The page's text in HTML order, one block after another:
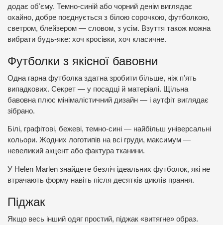
додає обʼєму. Темно-синій або чорний денім виглядає
охайно, добре поєднується з білою сорочкою, футболкою,
светром, блейзером — словом, з усім. Взуття також можна
вибрати будь-яке: хоч кросівки, хоч класичне.
Футболки з якісної бавовни
Одна гарна футболка здатна зробити більше, ніж пʼять
випадкових. Секрет — у посадці й матеріалі. Щільна
бавовна плюс мінімалістичний дизайн — і аутфіт виглядає
зібрано.
Білі, графітові, бежеві, темно-сині — найбільш універсальні
кольори. Жодних логотипів на всі груди, максимум —
невеликий акцент або фактура тканини.
У Helen Marlen знайдете безліч ідеальних футболок, які не
втрачають форму навіть після десятків циклів прання.
Піджак
Якщо весь інший одяг простий, піджак «витягне» образ.